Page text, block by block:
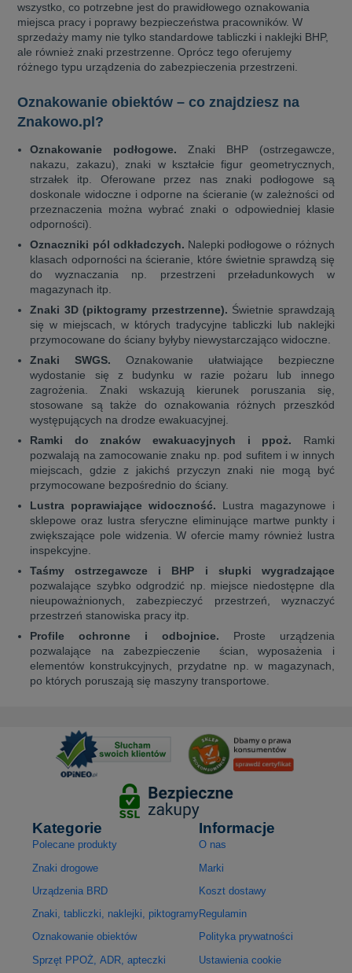
wszystko, co potrzebne jest do prawidłowego oznakowania
miejsca pracy i poprawy bezpieczeństwa pracowników. W
sprzedaży mamy nie tylko standardowe tabliczki i naklejki BHP,
ale również znaki przestrzenne. Oprócz tego oferujemy
różnego typu urządzenia do zabezpieczenia przestrzeni.
Oznakowanie obiektów – co znajdziesz na
Znakowo.pl?
Oznakowanie podłogowe. Znaki BHP (ostrzegawcze,
nakazu, zakazu), znaki w kształcie figur geometrycznych,
strzałek itp. Oferowane przez nas znaki podłogowe są
doskonale widoczne i odporne na ścieranie (w zależności od
przeznaczenia można wybrać znaki o odpowiedniej klasie
odporności).
Oznaczniki pól odkładczych. Nalepki podłogowe o różnych
klasach odporności na ścieranie, które świetnie sprawdzą się
do wyznaczania np. przestrzeni przeładunkowych w
magazynach itp.
Znaki 3D (piktogramy przestrzenne). Świetnie sprawdzają
się w miejscach, w których tradycyjne tabliczki lub naklejki
przymocowane do ściany byłyby niewystarczająco widoczne.
Znaki SWGS. Oznakowanie ułatwiające bezpieczne
wydostanie się z budynku w razie pożaru lub innego
zagrożenia. Znaki wskazują kierunek poruszania się,
stosowane są także do oznakowania różnych przeszkód
występujących na drodze ewakuacyjnej.
Ramki do znaków ewakuacyjnych i ppoż. Ramki
pozwalają na zamocowanie znaku np. pod sufitem i w innych
miejscach, gdzie z jakichś przyczyn znaki nie mogą być
przymocowane bezpośrednio do ściany.
Lustra poprawiające widoczność. Lustra magazynowe i
sklepowe oraz lustra sferyczne eliminujące martwe punkty i
zwiększające pole widzenia. W ofercie mamy również lustra
inspekcyjne.
Taśmy ostrzegawcze i BHP i słupki wygradzające
pozwalające szybko odgrodzić np. miejsce niedostępne dla
nieupoważnionych, zabezpieczyć przestrzeń, wyznaczyć
przestrzeń stanowiska pracy itp.
Profile ochronne i odbojnice. Proste urządzenia
pozwalające na zabezpieczenie ścian, wyposażenia i
elementów konstrukcyjnych, przydatne np. w magazynach,
po których poruszają się maszyny transportowe.
Kategorie
Polecane produkty
Znaki drogowe
Urządzenia BRD
Znaki, tabliczki, naklejki, piktogramy
Oznakowanie obiektów
Sprzęt PPOŻ, ADR, apteczki
Informacje
O nas
Marki
Koszt dostawy
Regulamin
Polityka prywatności
Ustawienia cookie